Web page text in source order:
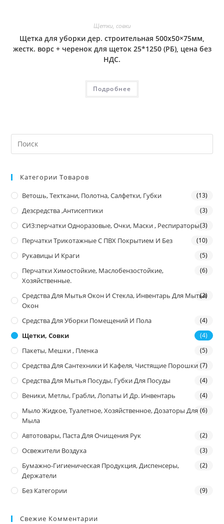
Щетки, совки
Щетка для уборки дер. строительная 500х50×75мм,
жестк. ворс + черенок для щеток 25*1250 (РБ), цена без
НДС.
Подробнее
Категории Товаров
Ветошь, Техткани, Полотна, Салфетки, Губки (13)
Дезсредства ,антисептики (3)
СИЗ:перчатки Одноразовые, Очки, Маски , Респираторы(3)
Перчатки Трикотажные С ПВХ Покрытием И Без (10)
Рукавицы И Краги (5)
Перчатки Химостойкие, Маслобензостойкие,
Хозяйственные.
(6)
Средства Для Мытья Окон И Стекла, Инвентарь Для Мытья
Окон
(2)
Средства Для Уборки Помещений И Пола (4)
Щетки, Совки (4)
Пакеты, Мешки , Пленка (5)
Средства Для Сантехники И Кафеля, Чистящие Порошки (7)
Средства Для Мытья Посуды, Губки Для Посуды (4)
Веники, Метлы, Грабли, Лопаты И Др. Инвентарь (4)
Мыло Жидкое, Туалетное, Хозяйственное, Дозаторы Для
Мыла
(6)
Автотовары, Паста Для Очищения Рук (2)
Освежители Воздуха (3)
Бумажно-Гигиеническая Продукция, Диспенсеры,
Держатели
(2)
Без Категории (9)
Свежие Комментарии